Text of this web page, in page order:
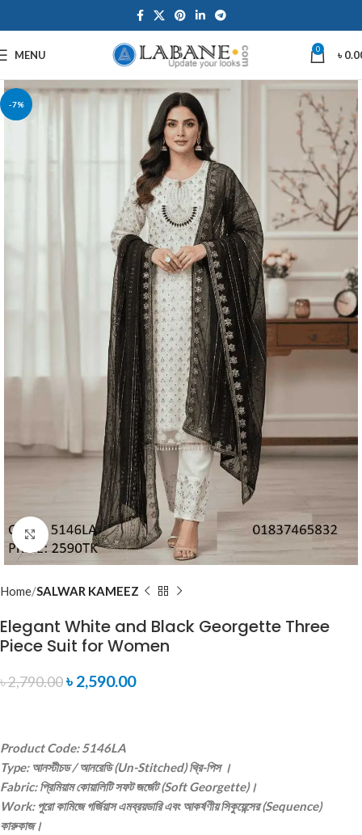
MENU 0 ৳
-7%
Click to enlarge
Home SALWAR KAMEEZ
Elegant White and Black Georgette Three
Piece Suit for Women
৳2,790.00৳ 2,590.00
Product Code: 5146LA
Type: আনস্টীচড / আনরেডি (Un-Stitched) থ্রি-পিস ।
Fabric: প্রিমিয়াম কোয়ালিটি সফট জর্জেট (Soft Georgette)।
Work: পুরো কামিজে গর্জিয়াস এমব্রয়ডারি এবং আকর্ষণীয় সিকুয়েন্সের (Sequence)
কারুকাজ।